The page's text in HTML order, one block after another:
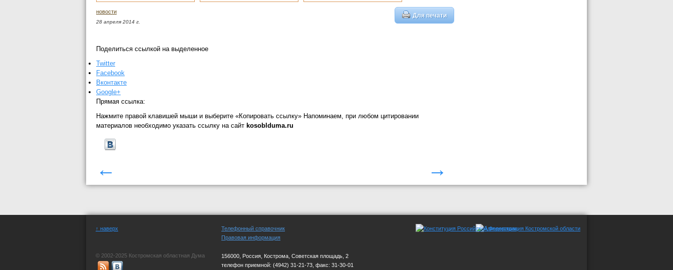
Для печати
новости
28 апреля 2014 г.
Поделиться ссылкой на выделенное
Twitter
Facebook
Вконтакте
Google+
Прямая ссылка:
Нажмите правой клавишей мыши и выберите «Копировать ссылку» Напоминаем, при любом цитировании
материалов необходимо указать ссылку на сайт kosoblduma.ru
← →
↑ наверх
© 2002-2025 Костромская областная Дума
Телефонный справочник
Правовая информация
156000, Россия, Кострома, Советская площадь, 2
телефон приемной: (4942) 31-21-73, факс: 31-30-01